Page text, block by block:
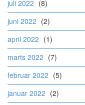
juli 2022 (8)
juni 2022 (2)
april 2022 (1)
marts 2022 (7)
februar 2022 (5)
januar 2022 (2)